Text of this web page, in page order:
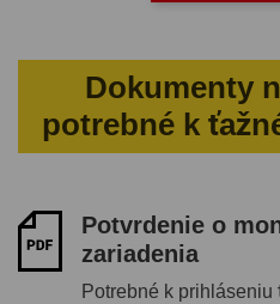
Dokumenty
potrebné k
Potvrdenie o
zariadenia
Potrebné k